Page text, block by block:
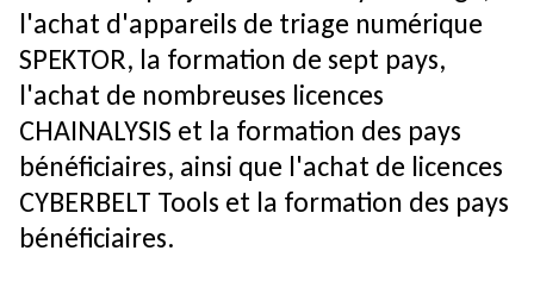
l'achat d'appareils de triage numérique
SPEKTOR, la formation de sept pays,
l'achat de nombreuses licences
CHAINALYSIS et la formation des pays
bénéficiaires, ainsi que l'achat de licences
CYBERBELT Tools et la formation des pays
bénéficiaires.